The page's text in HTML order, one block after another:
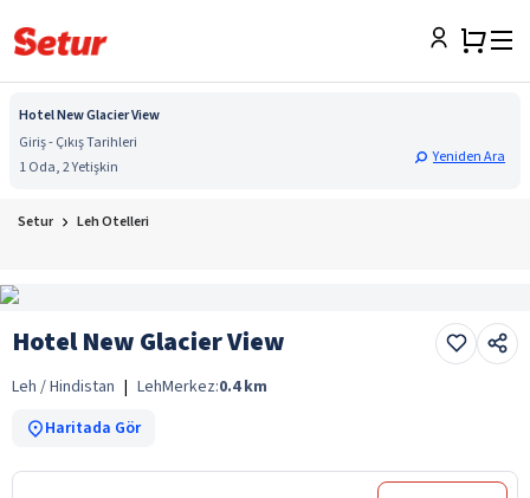
Hotel New Glacier View
Giriş - Çıkış Tarihleri
1 Oda, 2 Yetişkin
Yeniden Ara
Setur Leh Otelleri
Hotel New Glacier View
Leh / Hindistan | LehMerkez:0.4 km
Haritada Gör